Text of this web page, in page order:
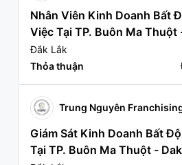
Nhân Viên Kinh Doanh Bất
Việc Tại TP. Buôn Ma Thuột
Đắk Lắk
Thỏa thuận
Trung Nguyên
Giám Sát Kinh Doanh Bất
Tại TP. Buôn Ma Thuột -